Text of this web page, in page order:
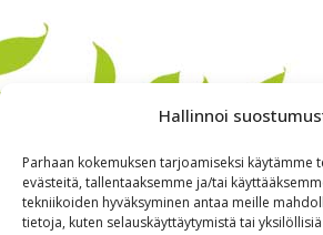
Hallinnoi
Parhaan kokemuksen tarjoamiseksi käytämme
evästeitä, tallentaaksemme ja/tai
tekniikoiden hyväksyminen antaa meille
tietoja, kuten selauskäyttäytymistä tai